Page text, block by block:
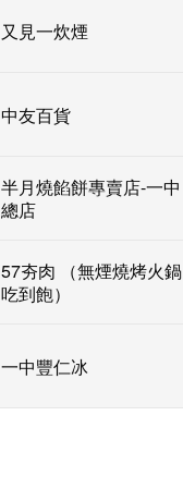
又見一炊煙
中友百貨
半月燒餡餅專賣店-一中
總店
57夯肉 （無煙燒烤火鍋
吃到飽）
一中豐仁冰